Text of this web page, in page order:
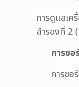
การดูแลเค
สำรองที่ 2
การขอ
การขอ